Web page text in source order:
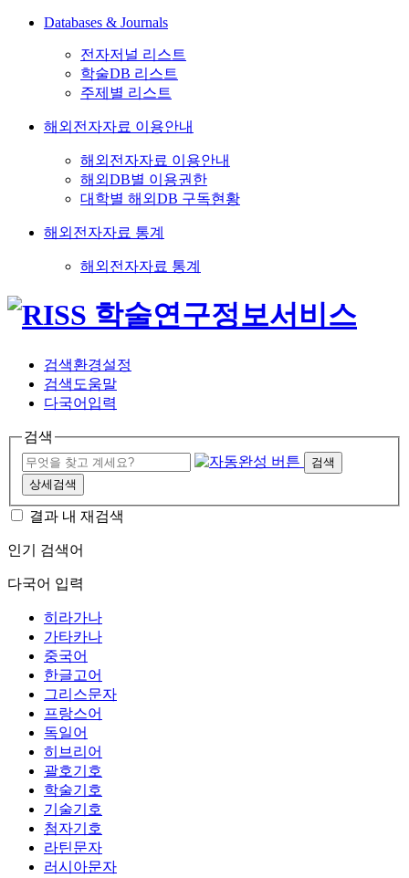
Databases & Journals
전자저널 리스트
학술DB 리스트
주제별 리스트
해외전자자료 이용안내
해외전자자료 이용안내
해외DB별 이용권한
대학별 해외DB 구독현황
해외전자자료 통계
해외전자자료 통계
검색환경설정
검색도움말
다국어입력
검색
검색
상세검색
결과 내 재검색
인기 검색어
다국어 입력
히라가나
가타카나
중국어
한글고어
그리스문자
프랑스어
독일어
히브리어
괄호기호
학술기호
기술기호
첨자기호
라틴문자
러시아문자